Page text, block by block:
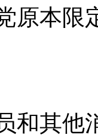
原本限
和其他